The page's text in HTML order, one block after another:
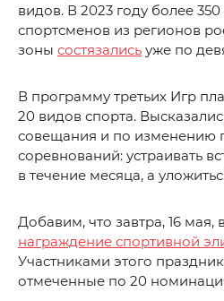
видов. В 2023 году более
спортсменов из регионов
зоны состязались уже по
В программу третьих Игр
20 видов спорта.
совещания и по изменению
соревнований: устраивать
в течение месяца, а
Добавим, что завтра, 16 мая,
награждение спортивной
Участниками этого
отмеченные по 20